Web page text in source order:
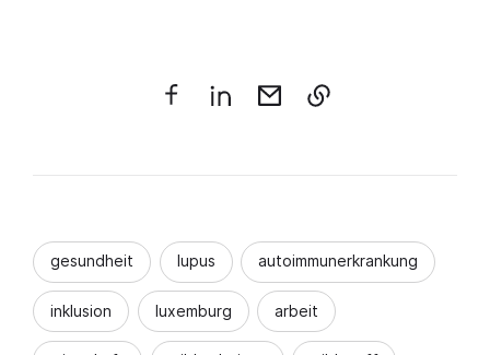
gesundheit lupus autoimmunerkrankung
inklusion luxemburg arbeit